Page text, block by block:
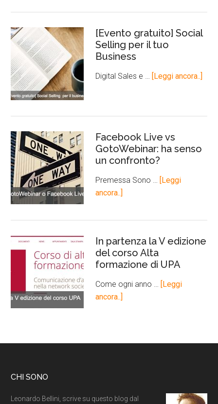
[Evento gratuito] Social
Selling per il tuo
Business
Digital Sales e … [Leggi ancora..]
Facebook Live vs
GotoWebinar: ha senso
un confronto?
Premessa Sono …
[Leggi
ancora..]
In partenza la V edizione
del corso Alta
formazione di UPA
Come ogni anno …
[Leggi
ancora..]
CHI SONO
Leonardo Bellini, scrive su questo blog dal